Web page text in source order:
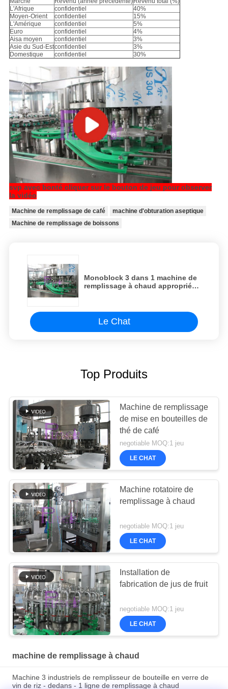
L'Afrique
confidentiel
40%
Moyen-Orient
confidentiel
15%
L'Amérique
confidentiel
5%
Euro
confidentiel
4%
Aisa moyen
confidentiel
3%
Asie du Sud-Estconfidentiel
3%
Domestique
confidentiel 30%
svp avec bonté cliquer sur le bouton de jeu pour observer
la vidéo
Machine de remplissage de café
machine d'obturation aseptique
Machine de remplissage de boissons
Monoblock 3 dans 1 machine de
remplissage à chaud appropriée
Le Chat
Top Produits
Machine de remplissage
de mise en bouteilles de
thé de café
negotiable MOQ:1 jeu
LE CHAT
Machine rotatoire de
remplissage à chaud
negotiable MOQ:1 jeu
LE CHAT
Installation de
fabrication de jus de fruit
negotiable MOQ:1 jeu
LE CHAT
machine de remplissage à chaud
Machine 3 industriels de remplisseur de bouteille en verre de
vin de riz - dedans - 1 ligne de remplissage à chaud